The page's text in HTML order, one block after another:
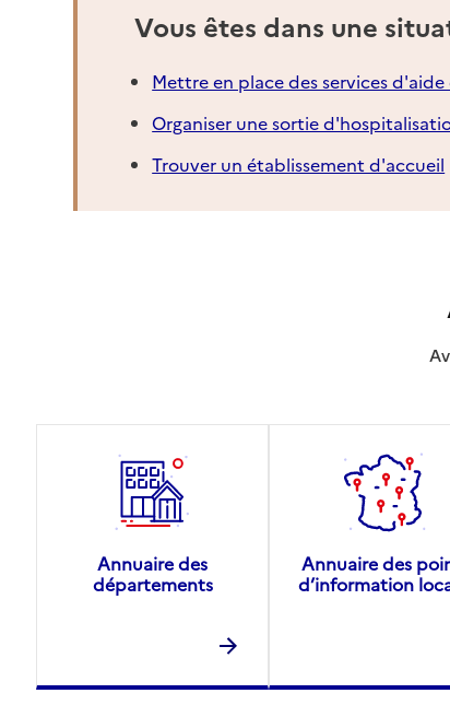
Vous êtes dans une
Mettre en place des services
Organiser une sortie
Trouver un établissement d'accueil
Annuaire des
départements
Annuaire des
d’information